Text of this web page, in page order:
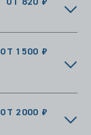
ОТ 1500 ₽
ОТ 2000 ₽